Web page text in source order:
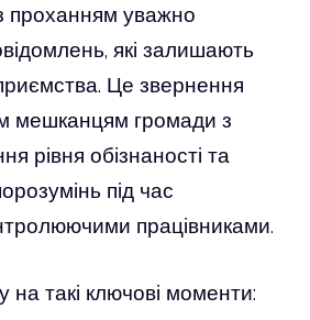
проханням уважно
які залишають
Це звернення
мешканцям громади з
рівня обізнаності та
під час
працівниками.
на такі ключові моменти: